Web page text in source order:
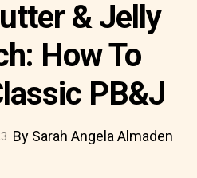
& Jelly
How To
PB&J
By Sarah Angela Almaden